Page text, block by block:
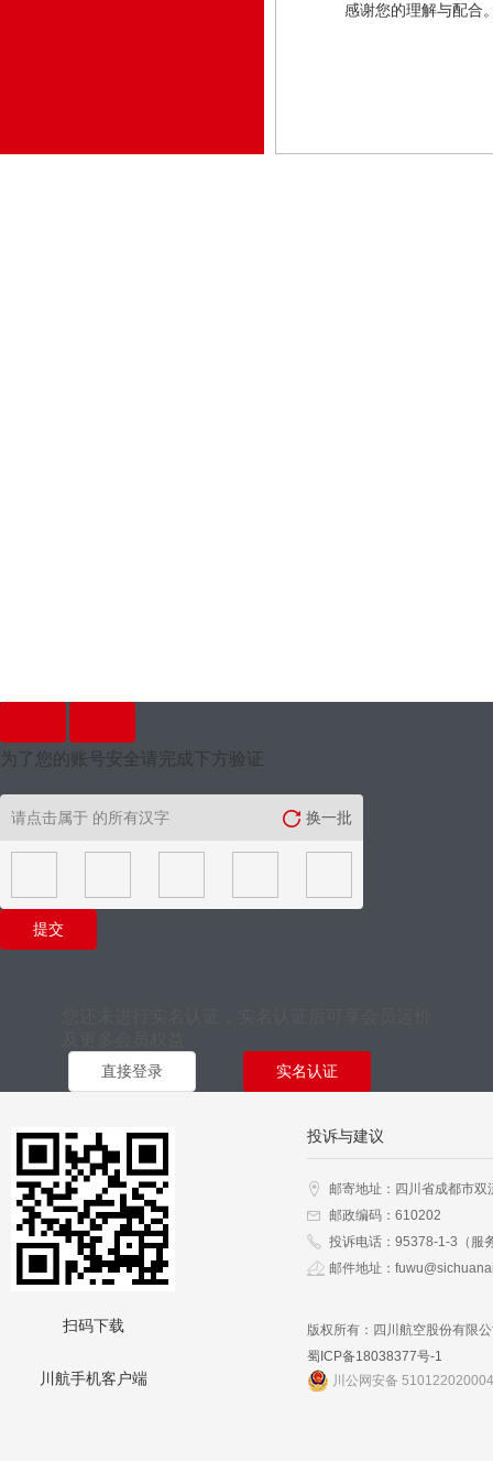
感谢您的理解与配合
为了您的账号安全请完成下方验证
请点击属于 的所有汉字 换一批
提交
直接登录 实名认证
扫码下载
川航手机客户端
投诉与建议
邮寄地址：四川省成都市
邮政编码：610202
投诉电话：95378-1-3（服
邮件地址：
版权所有：四川航空股份有限
蜀ICP备18038377号-1
川公网安备